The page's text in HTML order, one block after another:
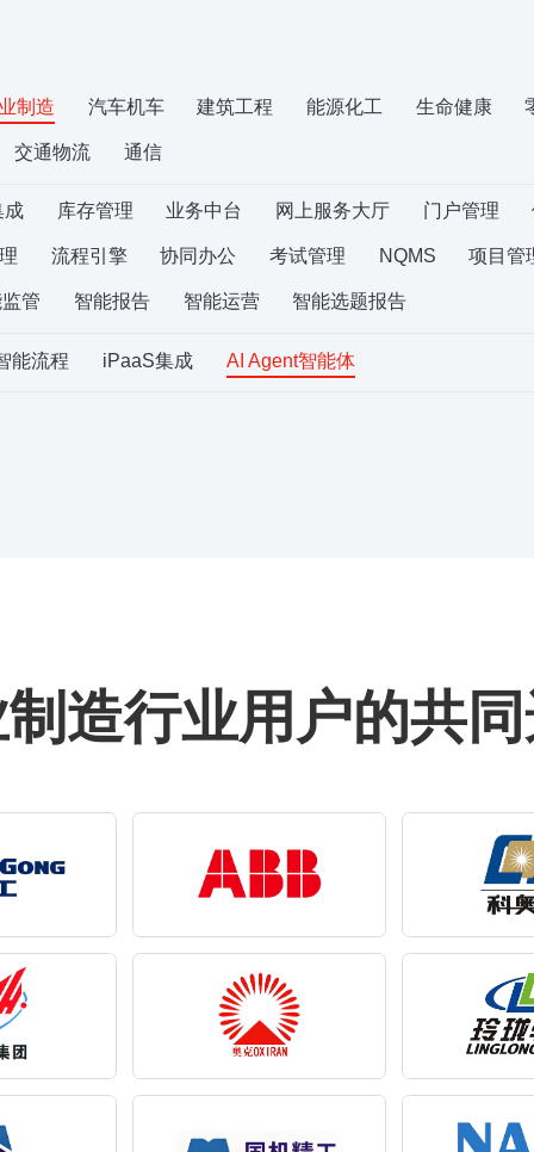
制造 汽车机车 建筑工程 能源化工 生命健康
交通物流 通信
成 库存管理 业务中台 网上服务大厅 门户管理
流程引擎 协同办公 考试管理 NQMS 项目管
管 智能报告 智能运营 智能选题报告
能流程 iPaaS集成 AI Agent智能体
造行业用户的共